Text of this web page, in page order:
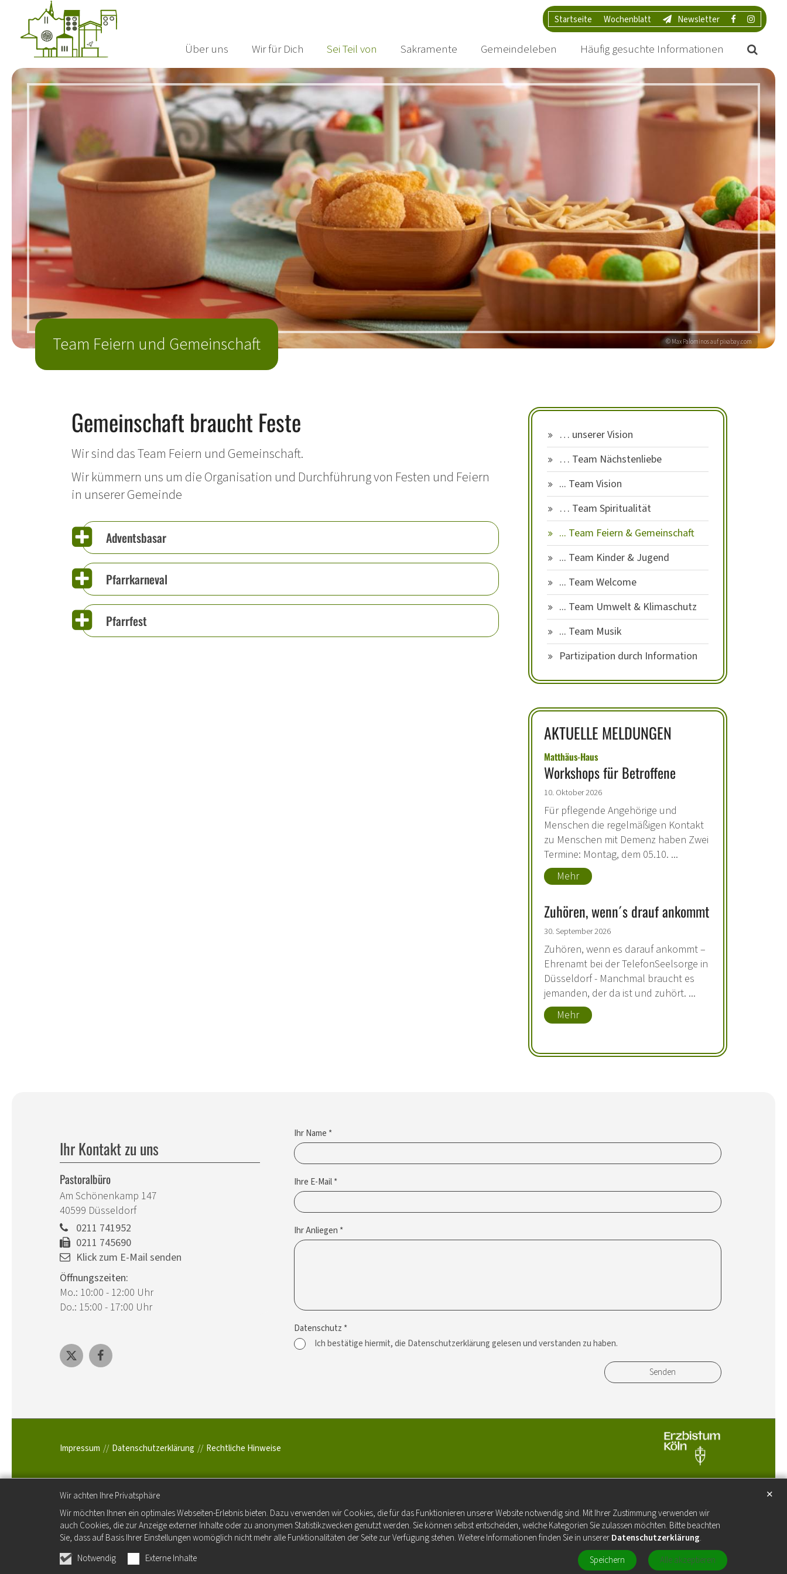
Wir achten Ihre Privatsphäre
Wir möchten Ihnen ein optimales Webseiten-Erlebnis bieten. Dazu verwenden wir Cookies, die für das Funktionieren unserer Website notwendig sind. Mit Ihrer Zustimmung verwenden wir
auch Cookies, die zur Anzeige externer Inhalte oder zu anonymen Statistikzwecken genutzt werden. Sie können selbst entscheiden, welche Kategorien Sie zulassen möchten. Bitte beachten
Sie, dass auf Basis Ihrer Einstellungen womöglich nicht mehr alle Funktionalitäten der Seite zur Verfügung stehen. Weitere Informationen finden Sie in unsererDatenschutzerklärung.
Notwendig
Externe Inhalte Speichern Alle akzeptieren
✕
Startseite Wochenblatt Newsletter
Über uns Wir für Dich Sei Teil von Sakramente Gemeindeleben Häufig gesuchte Informationen
© Max Palominos auf pixabay.com
Team Feiern und Gemeinschaft
Gemeinschaft braucht Feste
Wir sind das Team Feiern und Gemeinschaft.
Wir kümmern uns um die Organisation und Durchführung von Festen und Feiern
in unserer Gemeinde
Adventsbasar
Pfarrkarneval
Pfarrfest
… unserer Vision
… Team Nächstenliebe
... Team Vision
… Team Spiritualität
... Team Feiern & Gemeinschaft
... Team Kinder & Jugend
... Team Welcome
... Team Umwelt & Klimaschutz
... Team Musik
Partizipation durch Information
AKTUELLE MELDUNGEN
Matthäus-Haus:
Workshops für Betroffene
10. Oktober 2026
Für pflegende Angehörige und
Menschen die regelmäßigen Kontakt
zu Menschen mit Demenz haben Zwei
Termine: Montag, dem 05.10. ...
Mehr
Zuhören, wenn´s drauf ankommt
30. September 2026
Zuhören, wenn es darauf ankommt –
Ehrenamt bei der TelefonSeelsorge in
Düsseldorf - Manchmal braucht es
jemanden, der da ist und zuhört. ...
Mehr
Ihr Name *
Ihre E-Mail *
Ihr Anliegen *
Datenschutz *
Ich bestätige hiermit, die Datenschutzerklärung gelesen und verstanden zu haben.
Ihr Kontakt zu uns
Pastoralbüro
Am Schönenkamp 147
40599 Düsseldorf
0211 741952
0211 745690
Klick zum E-Mail senden
Öffnungszeiten:
Mo.: 10:00 - 12:00 Uhr
Do.: 15:00 - 17:00 Uhr
Impressum Datenschutzerklärung Rechtliche Hinweise